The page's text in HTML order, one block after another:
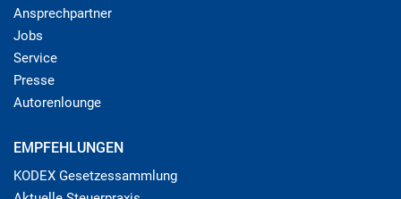
Ansprechpartner
Jobs
Service
Presse
Autorenlounge
EMPFEHLUNGEN
KODEX Gesetzessammlung